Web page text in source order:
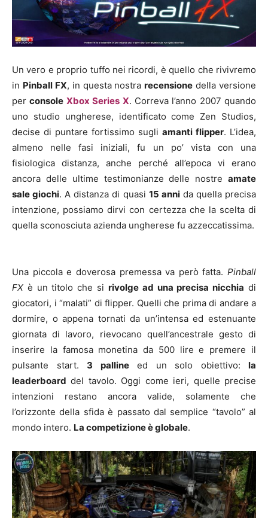
Un vero e proprio tuffo nei ricordi, è quello che rivivremo
in Pinball FX, in questa nostrarecensione della versione
perconsole Xbox Series X. Correva l’anno 2007 quando
uno studio ungherese, identificato come Zen Studios,
decise di puntare fortissimo sugli amanti flipper. L’idea,
almeno nelle fasi iniziali, fu un po’ vista con una
fisiologica distanza, anche perché all’epoca vi erano
ancora delle ultime testimonianze delle nostre amate
sale giochi. A distanza di quasi 15 annida quella precisa
intenzione, possiamo dirvi con certezza che la scelta di
quella sconosciuta azienda ungherese fu azzeccatissima.
Una piccola e doverosa premessa va però fatta. Pinball
FX è un titolo che si rivolge ad una precisa nicchia di
giocatori, i “malati” di flipper. Quelli che prima di andare a
dormire, o appena tornati da un’intensa ed estenuante
giornata di lavoro, rievocano quell’ancestrale gesto di
inserire la famosa monetina da 500 lire e premere il
pulsante start. 3 pallineed un solo obiettivo: la
leaderboard del tavolo. Oggi come ieri, quelle precise
intenzioni restano ancora valide, solamente che
l’orizzonte della sfida è passato dal semplice “tavolo” al
mondo intero. La competizione è globale.